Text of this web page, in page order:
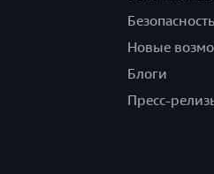
Новые
Блоги
Пресс-